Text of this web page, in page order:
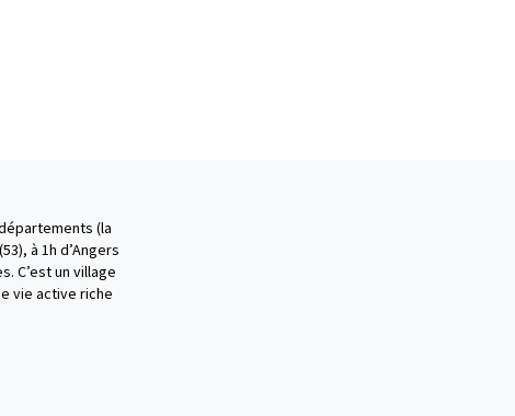
(la
à 1h d’Angers
C’est un village
vie active riche